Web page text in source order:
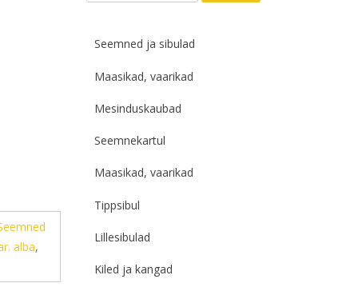
alba,
Seemned ja sibulad
Maasikad, vaarikad
Mesinduskaubad
Seemnekartul
Maasikad, vaarikad
Tippsibul
Lillesibulad
Kiled ja kangad